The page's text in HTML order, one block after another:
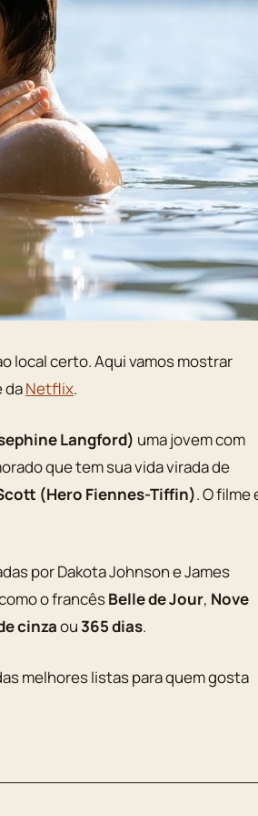
local certo. Aqui vamos mostrar
daNetflix.
Langford) uma jovem com
que tem sua vida virada de
(Hero Fiennes-Tiffin). O filme
por Dakota Johnson e James
o francêsBelle de Jour, Nove
cinzaou365 dias.
melhores listas para quem gosta